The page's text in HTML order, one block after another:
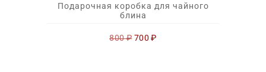
Подарочная коробка для чайного
блина
800₽ Первоначальная
700₽Текущая